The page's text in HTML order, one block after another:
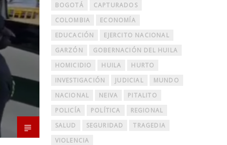
BOGOTÁ
CAPTURADOS
COLOMBIA
ECONOMÍA
EDUCACIÓN
EJERCITO NACIONAL
GARZÓN
GOBERNACIÓN DEL HUILA
HOMICIDIO
HUILA
HURTO
INVESTIGACIÓN
JUDICIAL
MUNDO
NACIONAL
NEIVA
PITALITO
POLICÍA
POLÍTICA
REGIONAL
SALUD
SEGURIDAD
TRAGEDIA
VIOLENCIA